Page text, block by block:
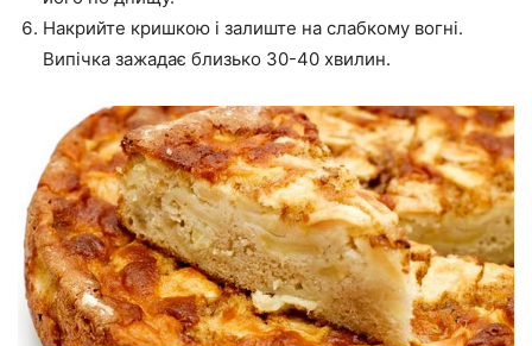
Накрийте кришкою і залиште на слабкому вогні.
Випічка зажадає близько 30-40 хвилин.